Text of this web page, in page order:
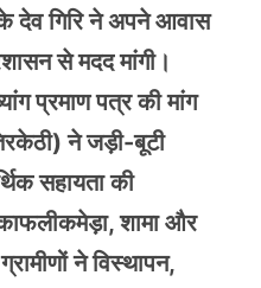
देव गिरि ने अपने आवास
से मदद मांगी।
प्रमाण पत्र की मांग
ने जड़ी-बूटी
सहायता की
शामा और
ने विस्थापन,